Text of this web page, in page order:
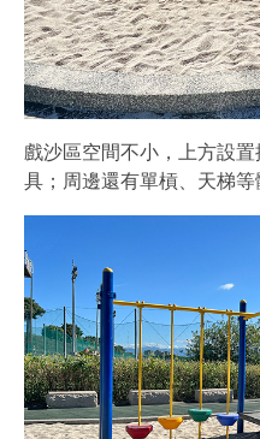
戲沙區空間不小，上方設
具；周邊還有單槓、天梯等